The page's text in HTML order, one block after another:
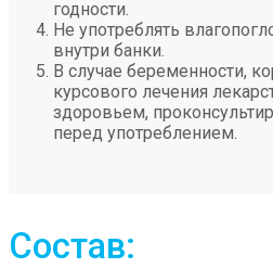
годности.
Не употреблять
внутри банки.
В случае беременности,
курсового лечения
здоровьем,
перед употреблением.
Состав: